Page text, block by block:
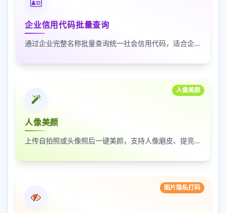
企业信用代码批量查询
通过企业完整名称批量查询统一社会信用代码，适合企业资料整理、名单核验和工商信息匹配
人像美颜
人像美颜
上传自拍照或头像照后一键美颜，支持人像磨皮、提亮和美颜强度调节，适合人物照片快速优化
图片隐私打码